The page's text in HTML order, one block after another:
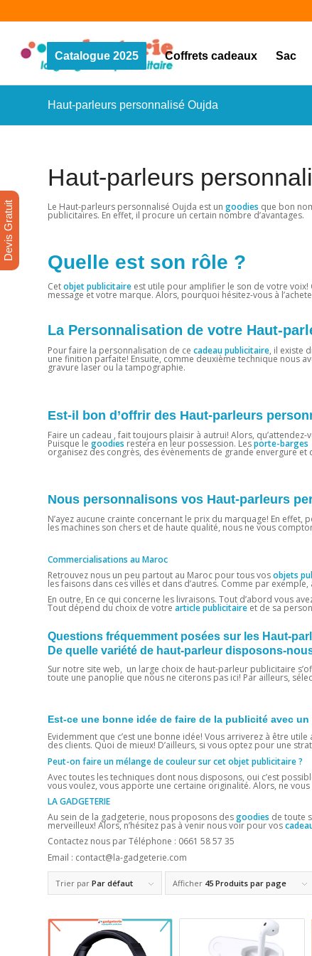
Catalogue 2025 Coffrets cadeaux Sac
Haut-parleurs personnalisé Oujda
Haut-parleurs
Le Haut-parleurs personnalisé Oujda est un goodies que bon
publicitaires. En effet, il procure un certain nombre d’avantages.
Quelle est son rôle ?
Cetobjet publicitaire est utile pour amplifier le son de votre
message et votre marque. Alors, pourquoi hésitez-vous à
La Personnalisation de votre Haut-
Pour faire la personnalisation de ce cadeau publicitaire, il existe
une finition parfaite! Ensuite, comme deuxième technique nous
gravure laser ou la tampographie.
Est-il bon d’offrir des Haut-parleurs
Faire un cadeau , fait toujours plaisir à autrui! Alors,
Puisque le goodies restera en leur possession. Lesporte-barges
organisez des congrès, des évènements de grande envergure et
Nous personnalisons vos Haut-parleurs
N’ayez aucune crainte concernant le prix du marquage! En
les machines son chers et de haute qualité, nous ne vous
Commercialisations au Maroc
Retrouvez nous un peu partout au Maroc pour tous vosobjets
les faisons dans ces villes et dans d’autres. Comme par
En outre, En ce qui concerne les livraisons. Tout d’abord vous
Tout dépend du choix de votre article publicitaire et de sa
Questions fréquemment posées sur les Haut-
De quelle variété de haut-parleur disposons-
Sur notre site web, un large choix de haut-parleur publicitaire
toute une panoplie que nous ne citerons pas ici! Par ailleurs,
Est-ce une bonne idée de faire de la publicité avec
Evidemment que c’est une bonne idée! Vous arriverez à être
des clients. Quoi de mieux! D’ailleurs, si vous optez pour une
Peut-on faire un mélange de couleur sur cet objet publicitaire ?
Avec toutes les techniques dont nous disposons, oui c’est
vous voulez, vous apporte une certaine originalité. Alors, ne vous
LA GADGETERIE
Au sein de la gadgeterie, nous proposons desgoodies de toute
merveilleux! Alors, n’hésitez pas à venir nous voir pour vos
Contactez nous par Téléphone : 0661 58 57 35
Email : contact@la-gadgeterie.com
Trier par Par défaut Afficher 45 Produits par page
Devis Gratuit